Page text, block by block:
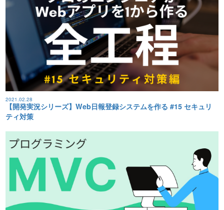
2021.02.28
【開発実況シリーズ】Web日報登録システムを作る #15 セキュリ
ティ対策